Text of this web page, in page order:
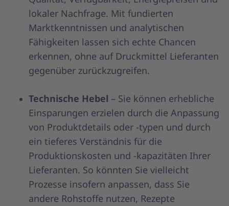
lokaler Nachfrage. Mit fundierten
Marktkenntnissen und analytischen
Fähigkeiten lassen sich echte Chancen
erkennen, ohne auf Druckmittel Lieferanten
gegenüber zurückzugreifen.
Technische Hebel – Sie können erhebliche
Einsparungen erzielen durch die Anpassung
von Produktdetails oder -typen und durch
ein tieferes Verständnis für die
Produktionskosten und -kapazitäten Ihrer
Lieferanten. So könnten Sie vielleicht
Prozesse insofern anpassen, dass Sie
andere Rohstoffe nutzen, Rezepte